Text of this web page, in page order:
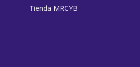
Tienda MRCYB